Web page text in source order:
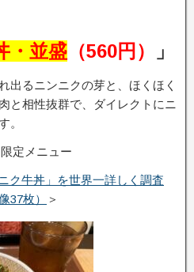
・並盛 （560円） 」
出るニンニクの芽と、ほくほく
と相性抜群で、ダイレクトにニ
。
定メニュー
ク牛丼」を世界一詳しく調査
37枚）
＞